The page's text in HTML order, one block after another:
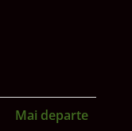
Mai departe